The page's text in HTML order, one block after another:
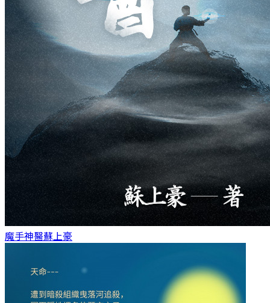
魔手神醫蘇上豪